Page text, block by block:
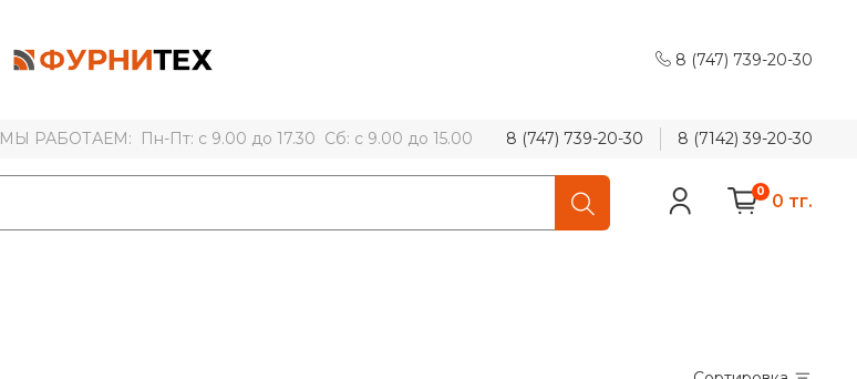
8 (747) 739-20-30
МЫ РАБОТАЕМ: Пн-Пт: с 9.00 до 17.30 Сб: с 9.00 до 15.00 8 (747) 739-20-30 8 (7142) 39-20-30
0 0 тг.